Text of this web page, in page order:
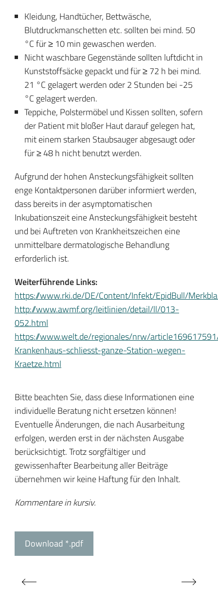
Kleidung, Handtücher, Bettwäsche,
Blutdruckmanschetten etc. sollten bei mind. 50
°C für ≥ 10 min gewaschen werden.
Nicht waschbare Gegenstände sollten luftdicht in
Kunststoffsäcke gepackt und für ≥ 72 h bei mind.
21 °C gelagert werden oder 2 Stunden bei -25
°C gelagert werden.
Teppiche, Polstermöbel und Kissen sollten, sofern
der Patient mit bloßer Haut darauf gelegen hat,
mit einem starken Staubsauger abgesaugt oder
für ≥ 48 h nicht benutzt werden.
Aufgrund der hohen Ansteckungsfähigkeit sollten
enge Kontaktpersonen darüber informiert werden,
dass bereits in der asymptomatischen
Inkubationszeit eine Ansteckungsfähigkeit besteht
und bei Auftreten von Krankheitszeichen eine
unmittelbare dermatologische Behandlung
erforderlich ist.
Weiterführende Links:
https://www.rki.de/DE/Content/Infekt/EpidBull/
http://www.awmf.org/leitlinien/detail/ll/013-
052.html
https://www.welt.de/regionales/nrw/
Krankenhaus-schliesst-ganze-Station-wegen-
Kraetze.html
Bitte beachten Sie, dass diese Informationen eine
individuelle Beratung nicht ersetzen können!
Eventuelle Änderungen, die nach Ausarbeitung
erfolgen, werden erst in der nächsten Ausgabe
berücksichtigt. Trotz sorgfältiger und
gewissenhafter Bearbeitung aller Beiträge
übernehmen wir keine Haftung für den Inhalt.
Kommentare in kursiv.
Download *.pdf